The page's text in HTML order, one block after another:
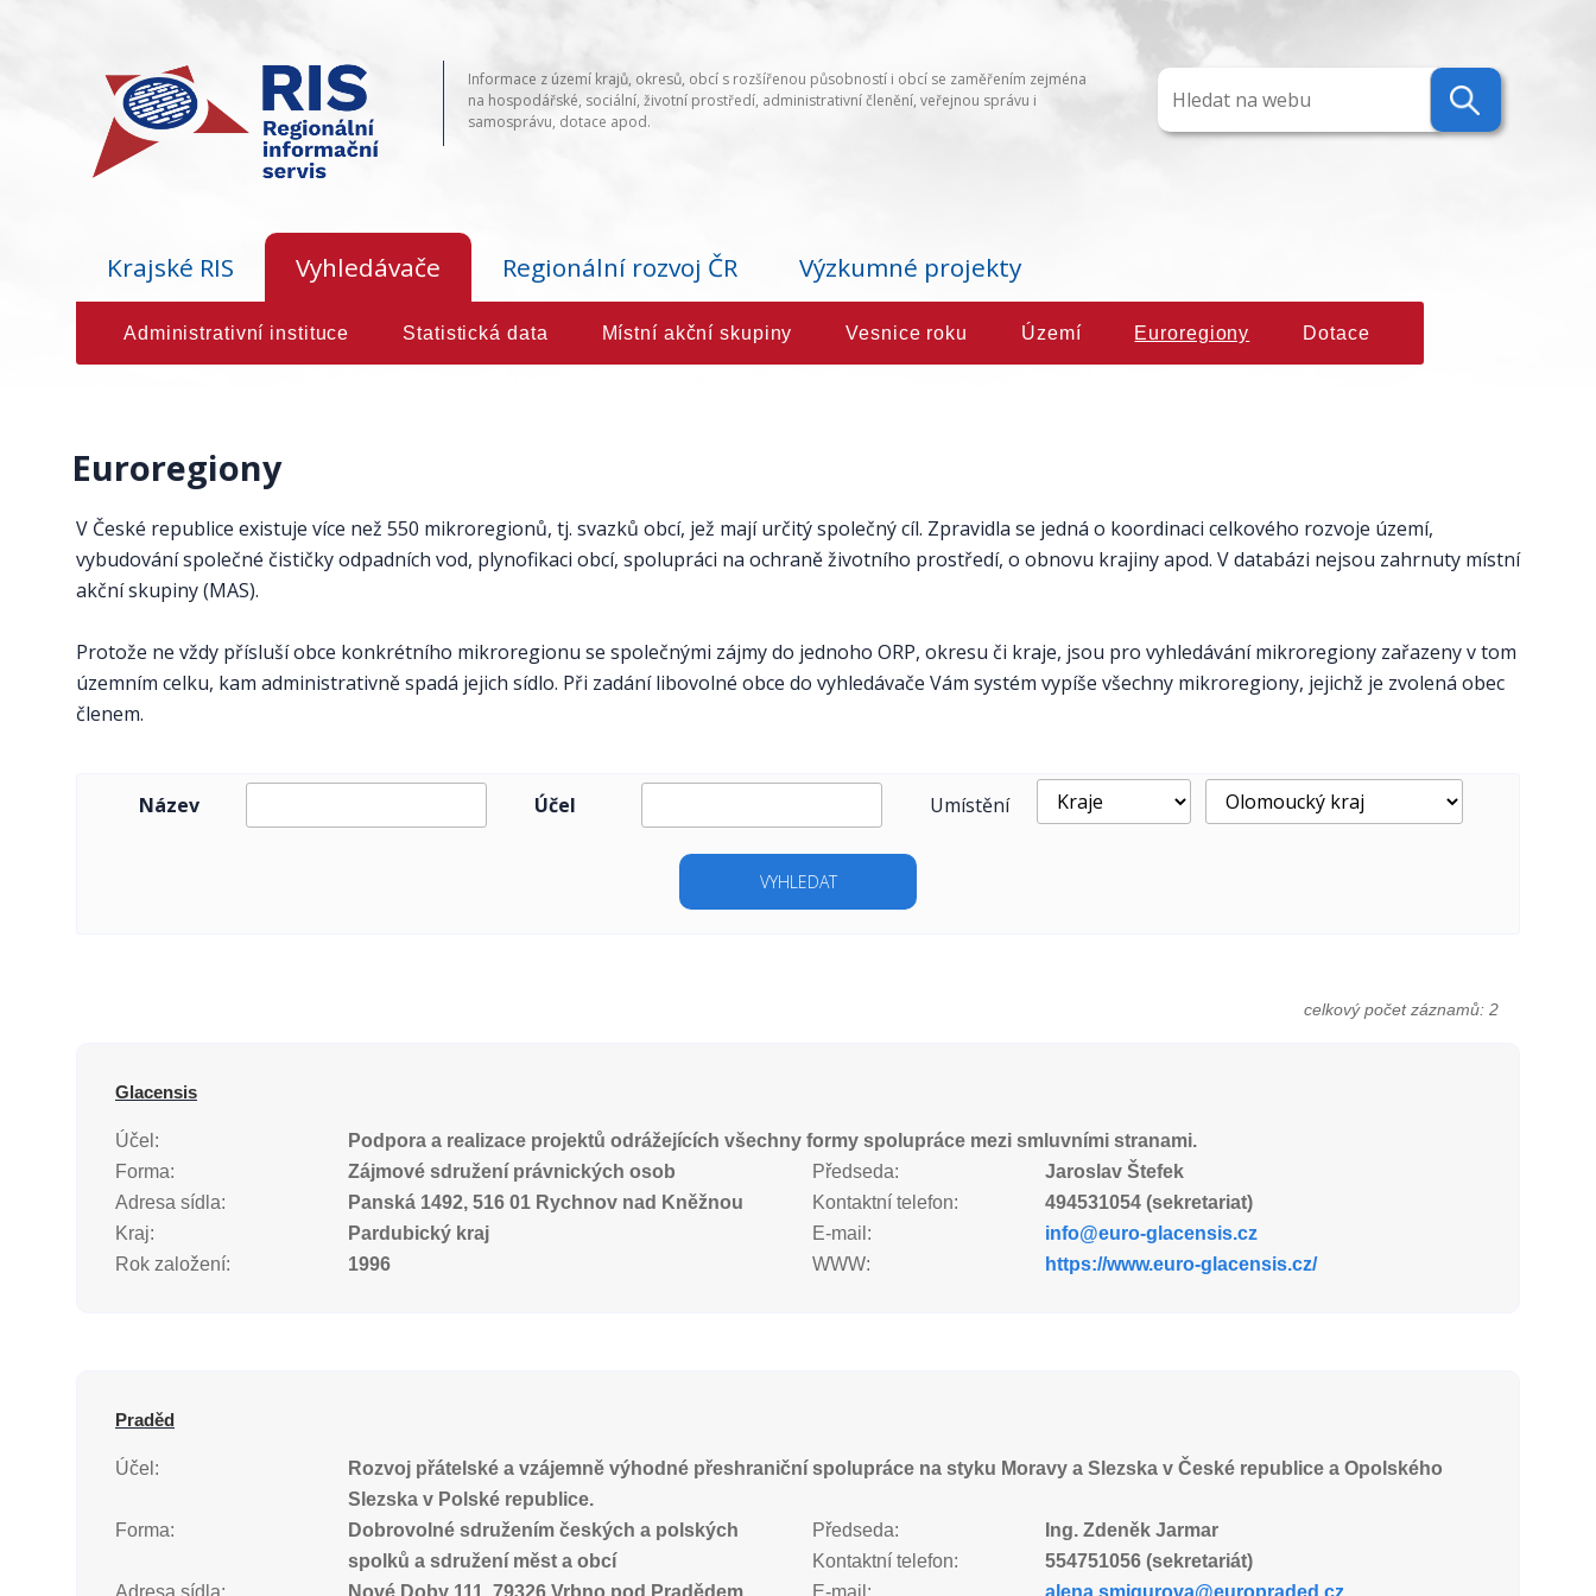
Informace z území krajů, okresů, obcí s rozšířenou působností i obcí se zaměřením zejména
na hospodářské, sociální, životní prostředí, administrativní členění, veřejnou správu i
samosprávu, dotace apod.
Krajské RIS Vyhledávače Regionální rozvoj ČR Výzkumné projekty
Administrativní instituce Statistická data Místní akční skupiny Vesnice roku Území Euroregiony Dotace
Euroregiony
V České republice existuje více než 550 mikroregionů, tj. svazků obcí, jež mají určitý společný cíl. Zpravidla se jedná o koordinaci celkového rozvoje území,
vybudování společné čističky odpadních vod, plynofikaci obcí, spolupráci na ochraně životního prostředí, o obnovu krajiny apod. V databázi nejsou zahrnuty místní
akční skupiny (MAS).
Protože ne vždy přísluší obce konkrétního mikroregionu se společnými zájmy do jednoho ORP, okresu či kraje, jsou pro vyhledávání mikroregiony zařazeny v tom
územním celku, kam administrativně spadá jejich sídlo. Při zadání libovolné obce do vyhledávače Vám systém vypíše všechny mikroregiony, jejichž je zvolená obec
členem.
Název Účel Umístění
VYHLEDAT
celkový počet záznamů: 2
Glacensis
Účel:
Podpora a realizace projektů odrážejících všechny formy spolupráce mezi smluvními stranami.
Forma:
Zájmové sdružení právnických osob
Adresa sídla:
Panská 1492, 516 01 Rychnov nad Kněžnou
Kraj:
Pardubický kraj
Rok založení:
1996
Předseda:
Jaroslav Štefek
Kontaktní telefon:
494531054 (sekretariat)
E-mail:
info@euro-glacensis.cz
WWW:
https://www.euro-glacensis.cz/
Praděd
Účel:
Rozvoj přátelské a vzájemně výhodné přeshraniční spolupráce na styku Moravy a Slezska v České republice a Opolského
Slezska v Polské republice.
Forma:
Dobrovolné sdružením českých a polských
spolků a sdružení měst a obcí
Předseda:
Ing. Zdeněk Jarmar
Kontaktní telefon:
554751056 (sekretariát)